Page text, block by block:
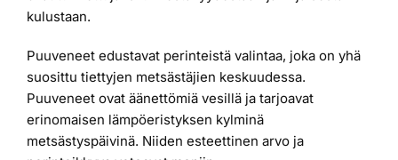
kulustaan.
Puuveneet edustavat perinteistä valintaa, joka on yhä
suosittu tiettyjen metsästäjien keskuudessa.
Puuveneet ovat äänettömiä vesillä ja tarjoavat
erinomaisen lämpöeristyksen kylminä
metsästyspäivinä. Niiden esteettinen arvo ja